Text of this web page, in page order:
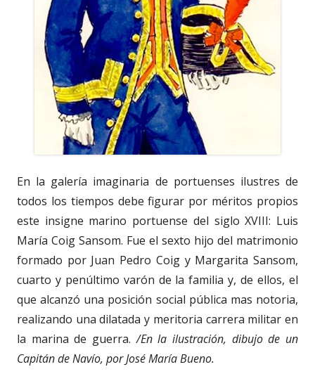
En la galería imaginaria de portuenses ilustres de
todos los tiempos debe figurar por méritos propios
este insigne marino portuense del siglo XVIII: Luis
María Coig Sansom. Fue el sexto hijo del matrimonio
formado por Juan Pedro Coig y Margarita Sansom,
cuarto y penúltimo varón de la familia y, de ellos, el
que alcanzó una posición social pública mas notoria,
realizando una dilatada y meritoria carrera militar en
la marina de guerra. /En la ilustración, dibujo de un
Capitán de Navío, por José María Bueno.